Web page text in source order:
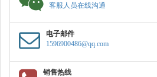
客服人员在线沟通
电子邮件
1596900486@qq.com
销售热线